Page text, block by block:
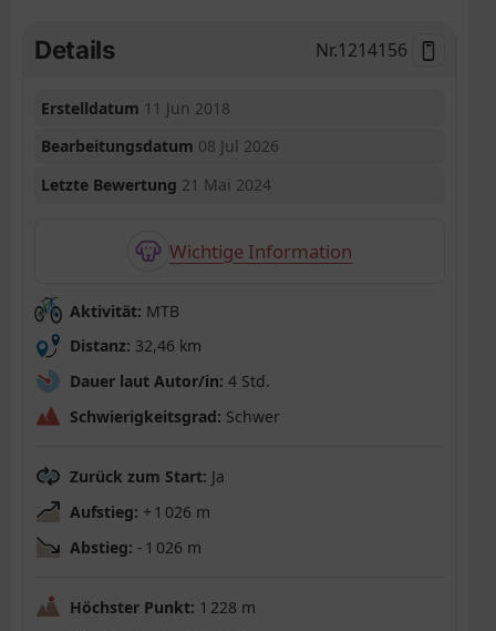
Details Nr.1214156
Erstelldatum 11 Jun 2018
Bearbeitungsdatum 08 Jul 2026
Letzte Bewertung 21 Mai 2024
Wichtige Information
Aktivität: MTB
Distanz: 32,46 km
Dauer laut Autor/in: 4 Std.
Schwierigkeitsgrad: Schwer
Zurück zum Start: Ja
Aufstieg: + 1 026 m
Abstieg: - 1 026 m
Höchster Punkt: 1 228 m